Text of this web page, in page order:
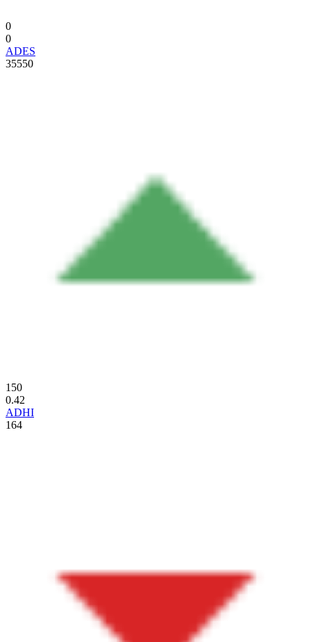
0
0
ADES
35550
150
0.42
ADHI
164